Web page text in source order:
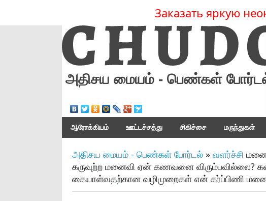
Заказать яркую
அதிசய மையம் - பெண்கள்
ஆரோக்கியம் ஊட்டச்சத்து சிகிச்சை மருந்துகள்
அதிசய மையம் - பெண்கள் போர்டல் » வளர்ச்சி
கருவுற்ற மனைவி ஏன் கணவனை விரும்பவில்லை?
கையாள்வதற்கான வழிமுறைகள் என் கர்ப்பிணி